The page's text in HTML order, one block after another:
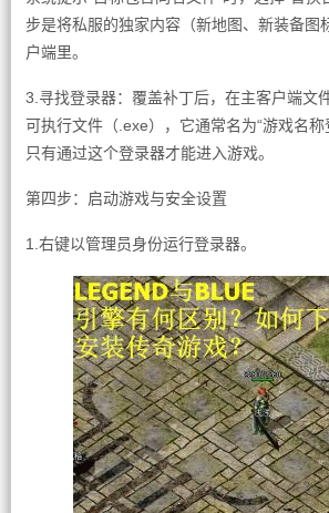
步是将私服的独家内容（新地图、新装备图
户端里。
3.寻找登录器：覆盖补丁后，在主客户端文
可执行文件（.exe），它通常名为“游戏名称
只有通过这个登录器才能进入游戏。
第四步：启动游戏与安全设置
1.右键以管理员身份运行登录器。